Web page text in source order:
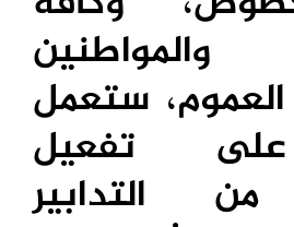
والمواطنين
ستعمل
على تفعيل
التدابير